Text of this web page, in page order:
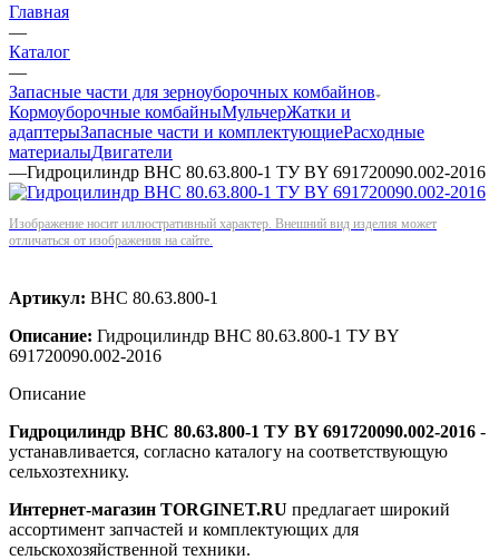
Главная
—
Каталог
—
Запасные части для зерноуборочных комбайнов
Кормоуборочные комбайныМульчерЖатки и
адаптерыЗапасные части и комплектующиеРасходные
материалыДвигатели
—Гидроцилиндр ВНС 80.63.800-1 ТУ BY 691720090.002-2016
Изображение носит иллюстративный характер. Внешний вид изделия может
отличаться от изображения на сайте.
Артикул: ВНС 80.63.800-1
Описание: Гидроцилиндр ВНС 80.63.800-1 ТУ BY
691720090.002-2016
Описание
Гидроцилиндр ВНС 80.63.800-1 ТУ BY 691720090.002-2016 -
устанавливается, согласно каталогу на соответствующую
сельхозтехнику.
Интернет-магазин TORGINET.RU предлагает широкий
ассортимент запчастей и комплектующих для
сельскохозяйственной техники.